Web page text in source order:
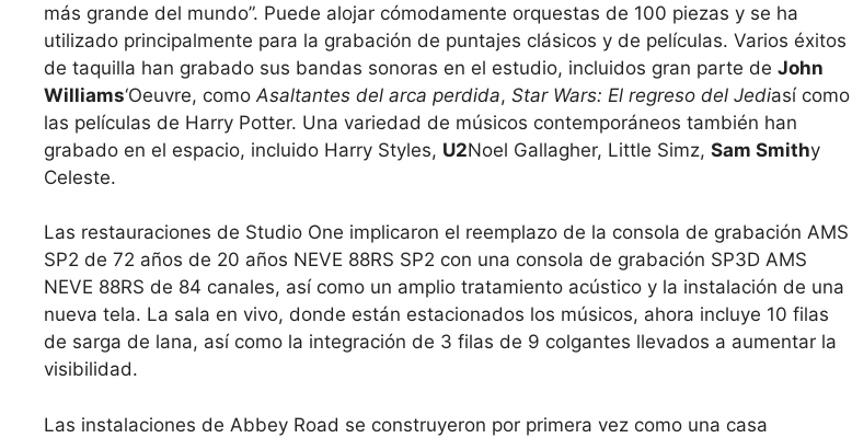
más grande del mundo”. Puede alojar cómodamente orquestas de 100 piezas y se ha
utilizado principalmente para la grabación de puntajes clásicos y de películas. Varios éxitos
de taquilla han grabado sus bandas sonoras en el estudio, incluidos gran parte de John
Williams‘Oeuvre, como Asaltantes del arca perdida, Star Wars: El regreso del Jediasí como
las películas de Harry Potter. Una variedad de músicos contemporáneos también han
grabado en el espacio, incluido Harry Styles, U2Noel Gallagher, Little Simz, Sam Smithy
Celeste.
Las restauraciones de Studio One implicaron el reemplazo de la consola de grabación AMS
SP2 de 72 años de 20 años NEVE 88RS SP2 con una consola de grabación SP3D AMS
NEVE 88RS de 84 canales, así como un amplio tratamiento acústico y la instalación de una
nueva tela. La sala en vivo, donde están estacionados los músicos, ahora incluye 10 filas
de sarga de lana, así como la integración de 3 filas de 9 colgantes llevados a aumentar la
visibilidad.
Las instalaciones de Abbey Road se construyeron por primera vez como una casa